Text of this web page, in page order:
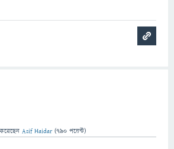
করেছেন Asif Haidar (790 পয়েন্ট)